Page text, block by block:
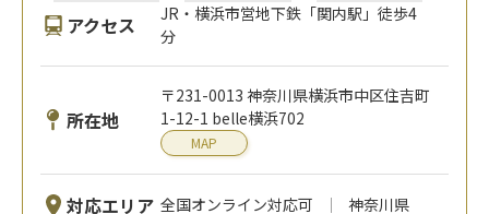
アクセス
JR・横浜市営地下鉄「関内駅」徒歩4
分
所在地
〒231-0013 神奈川県横浜市中区住吉町
1-12-1 belle横浜702
MAP
対応エリア 全国オンライン対応可 神奈川県